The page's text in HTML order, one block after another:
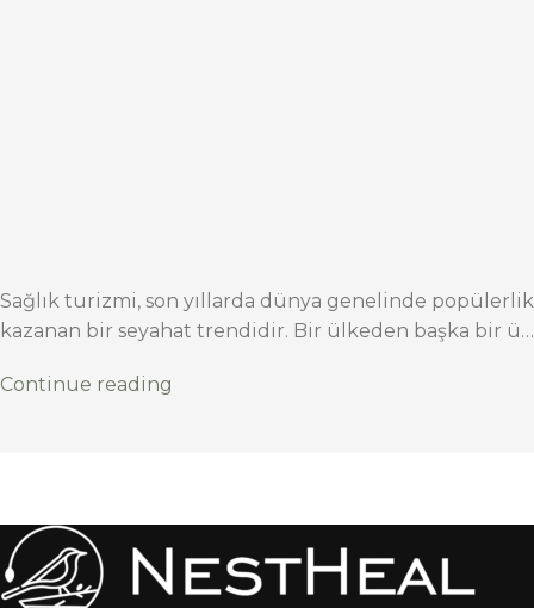
Sağlık turizmi, son yıllarda dünya genelinde popülerlik
kazanan bir seyahat trendidir. Bir ülkeden başka bir ü…
Continue reading